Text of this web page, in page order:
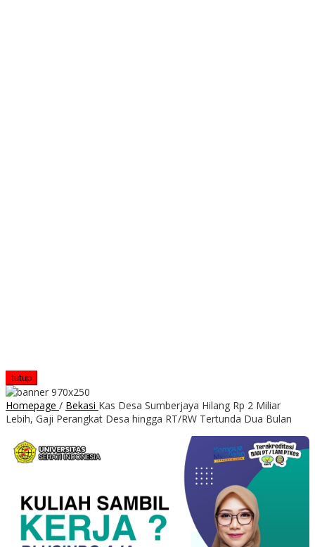
tutup
Homepage / Bekasi Kas Desa Sumberjaya Hilang Rp 2 Miliar
Lebih, Gaji Perangkat Desa hingga RT/RW Tertunda Dua Bulan